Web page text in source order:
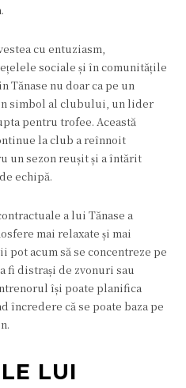
cu entuziasm,
sociale și în comunitățile
Tănase nu doar ca pe un
simbol al clubului, un lider
pentru trofee. Această
la club a reînnoit
un sezon reușit și a întărit
echipă.
a lui Tănase a
mai relaxate și mai
pot acum să se concentreze pe
fi distrași de zvonuri sau
își poate planifica
încredere că se poate baza pe
LUI